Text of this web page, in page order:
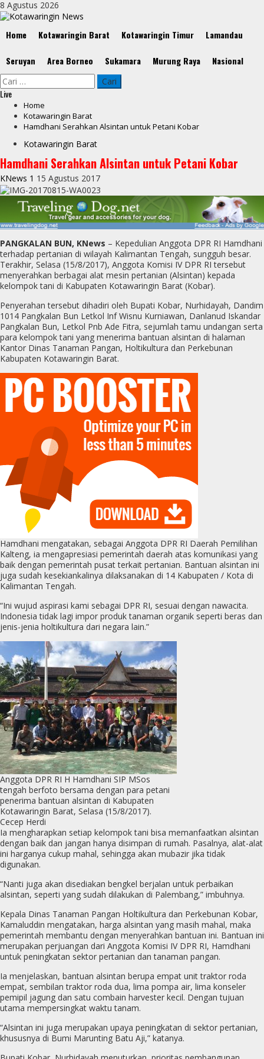
Skip
to
8 Agustus 2026
Menu
Home Kotawaringin Barat Kotawaringin Timur Lamandau
Seruyan Area Borneo Sukamara Murung Raya Nasional
Cari
untuk:
Live
Home
Kotawaringin Barat
Hamdhani Serahkan Alsintan untuk Petani Kobar
Kotawaringin Barat
Hamdhani Serahkan Alsintan untuk Petani Kobar
KNews 1 15 Agustus 2017
PANGKALAN BUN, KNews – Kepedulian Anggota DPR RI Hamdhani
terhadap pertanian di wilayah Kalimantan Tengah, sungguh besar.
Terakhir, Selasa (15/8/2017), Anggota Komisi IV DPR RI tersebut
menyerahkan berbagai alat mesin pertanian (Alsintan) kepada
kelompok tani di Kabupaten Kotawaringin Barat (Kobar).
Penyerahan tersebut dihadiri oleh Bupati Kobar, Nurhidayah, Dandim
1014 Pangkalan Bun Letkol Inf Wisnu Kurniawan, Danlanud Iskandar
Pangkalan Bun, Letkol Pnb Ade Fitra, sejumlah tamu undangan serta
para kelompok tani yang menerima bantuan alsintan di halaman
Kantor Dinas Tanaman Pangan, Holtikultura dan Perkebunan
Kabupaten Kotawaringin Barat.
Hamdhani mengatakan, sebagai Anggota DPR RI Daerah Pemilihan
Kalteng, ia mengapresiasi pemerintah daerah atas komunikasi yang
baik dengan pemerintah pusat terkait pertanian. Bantuan alsintan ini
juga sudah kesekiankalinya dilaksanakan di 14 Kabupaten / Kota di
Kalimantan Tengah.
“Ini wujud aspirasi kami sebagai DPR RI, sesuai dengan nawacita.
Indonesia tidak lagi impor produk tanaman organik seperti beras dan
jenis-jenia holtikultura dari negara lain.”
Anggota DPR RI H Hamdhani SIP MSos
tengah berfoto bersama dengan para petani
penerima bantuan alsintan di Kabupaten
Kotawaringin Barat, Selasa (15/8/2017).
Cecep Herdi
Ia mengharapkan setiap kelompok tani bisa memanfaatkan alsintan
dengan baik dan jangan hanya disimpan di rumah. Pasalnya, alat-alat
ini harganya cukup mahal, sehingga akan mubazir jika tidak
digunakan.
“Nanti juga akan disediakan bengkel berjalan untuk perbaikan
alsintan, seperti yang sudah dilakukan di Palembang,” imbuhnya.
Kepala Dinas Tanaman Pangan Holtikultura dan Perkebunan Kobar,
Kamaluddin mengatakan, harga alsintan yang masih mahal, maka
pemerintah membantu dengan menyerahkan bantuan ini. Bantuan ini
merupakan perjuangan dari Anggota Komisi IV DPR RI, Hamdhani
untuk peningkatan sektor pertanian dan tanaman pangan.
Ia menjelaskan, bantuan alsintan berupa empat unit traktor roda
empat, sembilan traktor roda dua, lima pompa air, lima konseler
pemipil jagung dan satu combain harvester kecil. Dengan tujuan
utama mempersingkat waktu tanam.
“Alsintan ini juga merupakan upaya peningkatan di sektor pertanian,
khususnya di Bumi Marunting Batu Aji,” katanya.